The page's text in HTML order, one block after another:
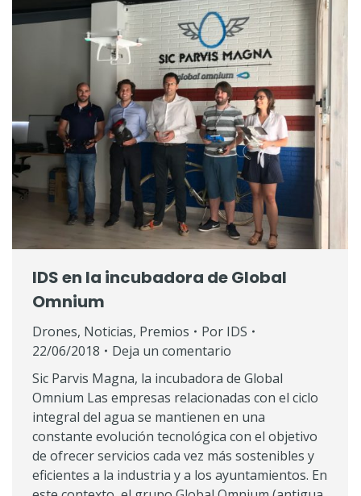
IDS en la incubadora de Global
Omnium
Drones, Noticias, Premios Por IDS
22/06/2018
Deja un comentario
Sic Parvis Magna, la incubadora de Global
Omnium Las empresas relacionadas con el ciclo
integral del agua se mantienen en una
constante evolución tecnológica con el objetivo
de ofrecer servicios cada vez más sostenibles y
eficientes a la industria y a los ayuntamientos. En